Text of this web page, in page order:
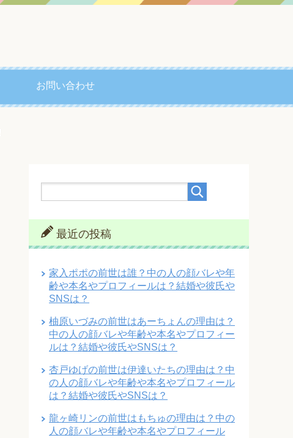
お問い合わせ
最近の投稿
家入ポポの前世は誰？中の人の顔バレや年
齢や本名やプロフィールは？結婚や彼氏や
SNSは？
柚原いづみの前世はあーちょんの理由は？
中の人の顔バレや年齢や本名やプロフィー
ルは？結婚や彼氏やSNSは？
杏戸ゆげの前世は伊達いたちの理由は？中
の人の顔バレや年齢や本名やプロフィール
は？結婚や彼氏やSNSは？
龍ヶ崎リンの前世はもちゅの理由は？中の
人の顔バレや年齢や本名やプロフィール